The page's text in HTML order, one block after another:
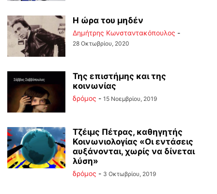
Η ώρα του μηδέν
Δημήτρης Κωνσταντακόπουλος -
28 Οκτωβρίου, 2020
Της επιστήμης και της
κοινωνίας
δρόμος - 15 Νοεμβρίου, 2019
Τζέιμς Πέτρας, καθηγητής
Κοινωνιολογίας «Οι εντάσεις
αυξάνονται, χωρίς να δίνεται
λύση»
δρόμος - 3 Οκτωβρίου, 2019